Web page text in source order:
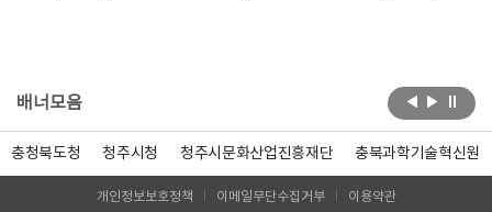
배너모음
충청북도청 청주시청 청주시문화산업진흥재단 충북과학기술혁신원
개인정보보호정책 이메일무단수집거부 이용약관